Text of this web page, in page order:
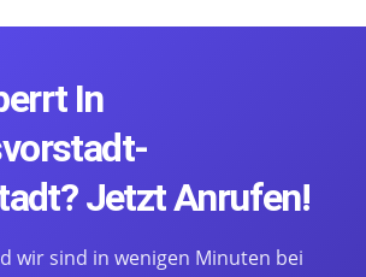
In
Jetzt Anrufen!
wir sind in wenigen Minuten bei